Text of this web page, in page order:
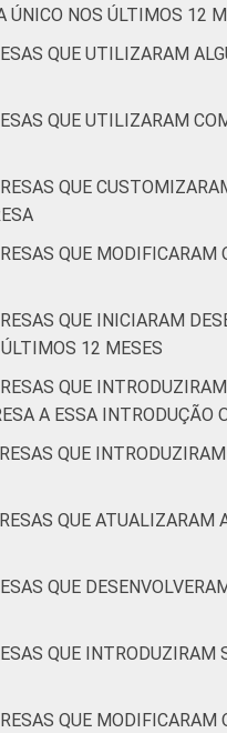
ÚNICO NOS ÚLTIMOS 12
QUE UTILIZARAM
QUE UTILIZARAM
QUE
QUE
QUE INICIARAM
12 MESES
QUE
A ESSA INTRODUÇÃO
QUE
QUE
QUE
QUE
QUE